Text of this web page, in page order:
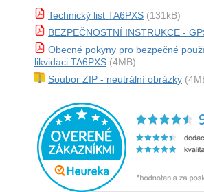
Technický list TA6PXS (131kB)
BEZPEČNOSTNÍ INSTRUKCE -
Obecné pokyny pro bezpečné
likvidaci TA6PXS (4MB)
Soubor ZIP - neutrální obrázky